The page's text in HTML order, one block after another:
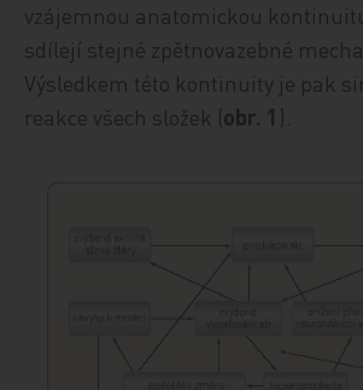
vzájemnou anatomickou
sdílejí stejné zpětnovazebné
Výsledkem této kontinuity je pak
reakce všech složek (obr. 1 ).